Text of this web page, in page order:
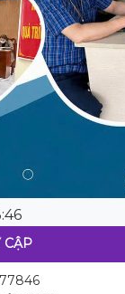
CẬP